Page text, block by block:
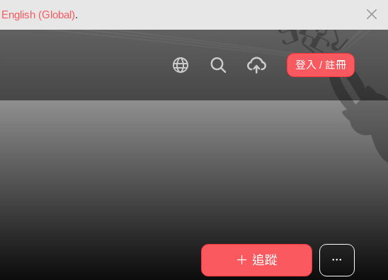
English (Global).
登入 / 註冊
＋ 追蹤